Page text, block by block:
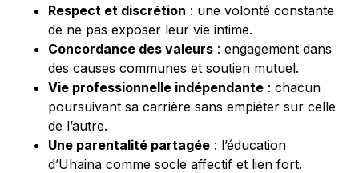
Respect et discrétion : une volonté constante
de ne pas exposer leur vie intime.
Concordance des valeurs : engagement dans
des causes communes et soutien mutuel.
Vie professionnelle indépendante : chacun
poursuivant sa carrière sans empiéter sur celle
de l’autre.
Une parentalité partagée : l’éducation
d’Uhaina comme socle affectif et lien fort.